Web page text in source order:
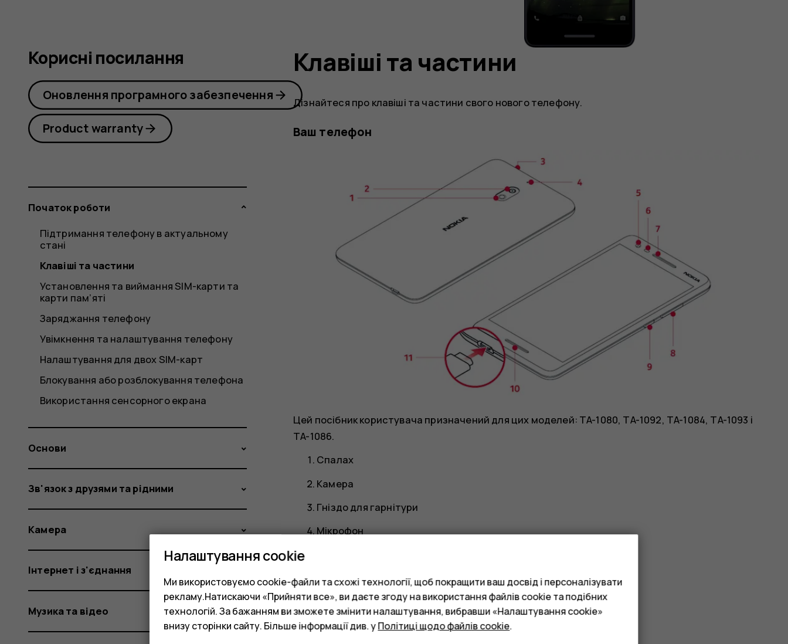
Клавіші та частини
Дізнайтеся про клавіші та частини свого нового телефону.
Ваш телефон
Цей посібник користувача призначений для цих моделей: TA-1080, TA-1092, TA-1084, TA-1093 і
TA-1086.
Спалах
Камера
Гніздо для гарнітури
Мікрофон
Датчик відстані
Динамік/гучномовець
Клавіші гучності
Корисні посилання
Оновлення програмного забезпечення
Product warranty
Початок роботи
Підтримання телефону в актуальному
стані
Клавіші та частини
Установлення та виймання SIM-карти та
карти пам’яті
Заряджання телефону
Увімкнення та налаштування телефону
Налаштування для двох SIM-карт
Блокування або розблокування телефона
Використання сенсорного екрана
Основи
Зв'язок з друзями та рідними
Камера
Інтернет і з'єднання
Музика та відео
Налаштування cookie
Ми використовуємо cookie-файли та схожі технології, щоб покращити ваш досвід і персоналізувати
рекламу.Натискаючи «Прийняти все», ви даєте згоду на використання файлів cookie та подібних
технологій. За бажанням ви зможете змінити налаштування, вибравши «Налаштування cookie»
внизу сторінки сайту. Більше інформації див. уПолітиці щодо файлів cookie.